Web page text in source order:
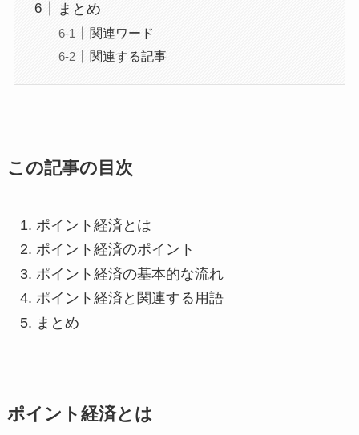
まとめ
関連ワード
関連する記事
この記事の目次
ポイント経済とは
ポイント経済のポイント
ポイント経済の基本的な流れ
ポイント経済と関連する用語
まとめ
ポイント経済とは